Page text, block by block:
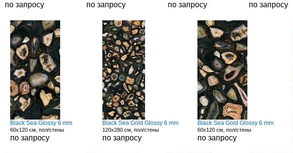
по запросу по запросу по запросу по запросу
Black Sea Glossy 6 mm
60x120 см, пол/стены
по запросу
Black Sea Gold Glossy 6 mm
120x280 см, пол/стены
по запросу
Black Sea Gold Glossy 6 mm
60x120 см, пол/стены
по запросу